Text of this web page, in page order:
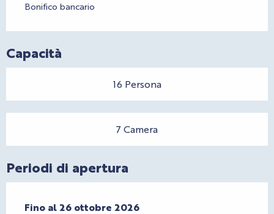
Bonifico bancario
Capacità
16 Persona
7 Camera
Periodi di apertura
Dal27 febbraio 2026al26 ottobre 2026
Fino al 26 ottobre 2026